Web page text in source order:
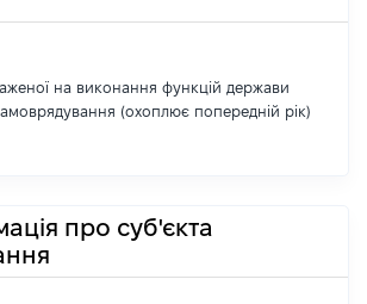
на виконання функцій держави
(охоплює попередній рік)
про суб'єкта